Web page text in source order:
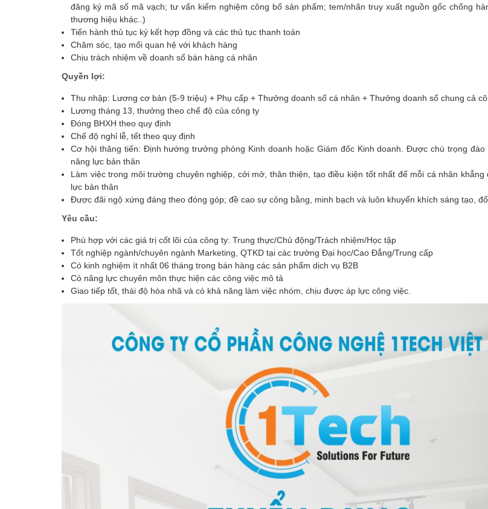
đăng ký mã số mã vạch; tư vấn kiểm nghiệm công bố sản phẩm; tem/nhãn truy xuất nguồn gốc chống
thương hiệu khác..)
Tiến hành thủ tục ký kết hợp đồng và các thủ tục thanh toán
Chăm sóc, tạo mối quan hệ với khách hàng
Chịu trách nhiệm về doanh số bán hàng cá nhân
Quyền lợi:
Thu nhập: Lương cơ bản (5-9 triệu) + Phụ cấp + Thưởng doanh số cá nhân + Thưởng doanh số chung cả
Lương tháng 13, thưởng theo chế độ của công ty
Đóng BHXH theo quy định
Chế độ nghỉ lễ, tết theo quy định
Cơ hội thăng tiến: Định hướng trưởng phòng Kinh doanh hoặc Giám đốc Kinh doanh. Được chú trọng đào
năng lực bản thân
Làm việc trong môi trường chuyên nghiệp, cởi mở, thân thiện, tạo điều kiện tốt nhất để mỗi cá nhân khẳng
lực bản thân
Được đãi ngộ xứng đáng theo đóng góp; đề cao sự công bằng, minh bạch và luôn khuyến khích sáng tạo,
Yêu cầu:
Phù hợp với các giá trị cốt lõi của công ty: Trung thực/Chủ động/Trách nhiệm/Học tập
Tốt nghiệp ngành/chuyên ngành Marketing, QTKD tại các trường Đại học/Cao Đẳng/Trung cấp
Có kinh nghiệm ít nhất 06 tháng trong bán hàng các sản phẩm dịch vụ B2B
Có năng lực chuyên môn thực hiện các công việc mô tả
Giao tiếp tốt, thái độ hòa nhã và có khả năng làm việc nhóm, chịu được áp lực công việc.